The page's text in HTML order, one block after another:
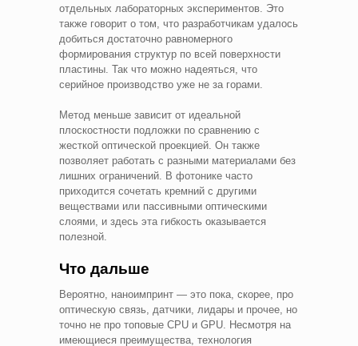
отдельных лабораторных экспериментов. Это
также говорит о том, что разработчикам удалось
добиться достаточно равномерного
формирования структур по всей поверхности
пластины. Так что можно надеяться, что
серийное производство уже не за горами.
Метод меньше зависит от идеальной
плоскостности подложки по сравнению с
жесткой оптической проекцией. Он также
позволяет работать с разными материалами без
лишних ограничений. В фотонике часто
приходится сочетать кремний с другими
веществами или пассивными оптическими
слоями, и здесь эта гибкость оказывается
полезной.
Что дальше
Вероятно, наноимпринт — это пока, скорее, про
оптическую связь, датчики, лидары и прочее, но
точно не про топовые CPU и GPU. Несмотря на
имеющиеся преимущества, технология